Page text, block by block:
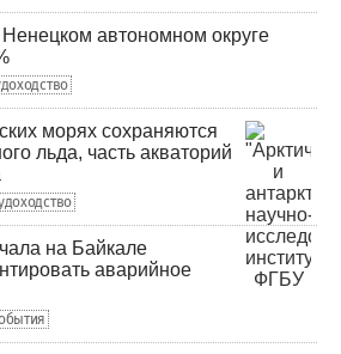
автономном округе
морях сохраняются
льда, часть акваторий
на Байкале
аварийное